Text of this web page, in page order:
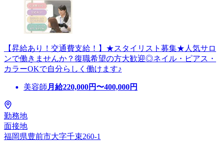
【昇給あり！交通費支給！】★スタイリスト募集★人気サロ
ンで働きませんか？復職希望の方大歓迎◎ネイル・ピアス・
カラーOKで自分らしく働けます♪
美容師 月給220,000円〜400,000円
勤務地
面接地
福岡県豊前市大字千束260-1